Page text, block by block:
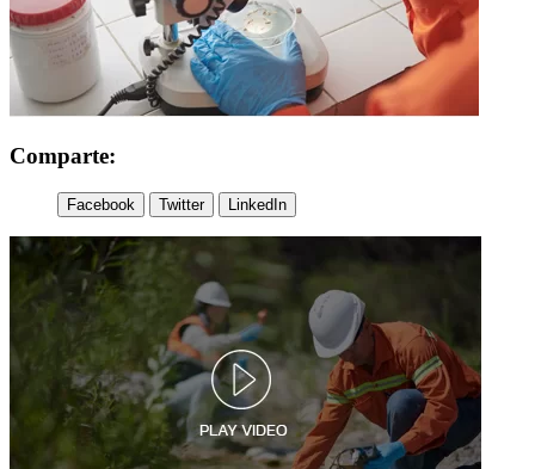
Comparte:
Facebook Twitter LinkedIn